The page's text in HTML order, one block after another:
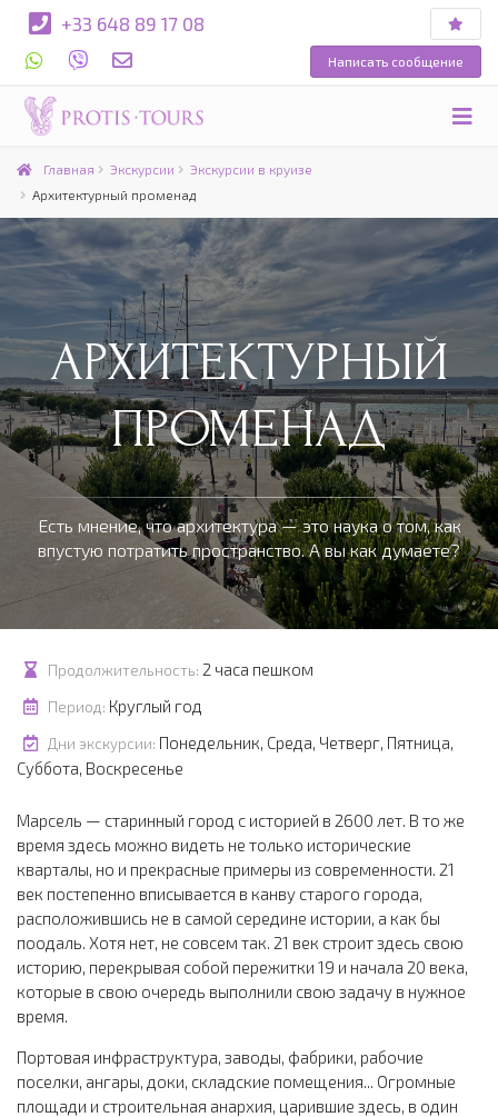
+33 648 89 17 08
Написать сообщение
Главная Экскурсии
Экскурсии в круизе
Архитектурный променад
АРХИТЕКТУРНЫЙ
ПРОМЕНАД
Есть мнение, что архитектура — это наука о том, как
впустую потратить пространство. А вы как думаете?
Продолжительность: 2 часа пешком
Период: Круглый год
Дни экскурсии: Понедельник, Среда, Четверг, Пятница,
Суббота, Воскресенье
Марсель — старинный город с историей в 2600 лет. В то же
время здесь можно видеть не только исторические
кварталы, но и прекрасные примеры из современности. 21
век постепенно вписывается в канву старого города,
расположившись не в самой середине истории, а как бы
поодаль. Хотя нет, не совсем так. 21 век строит здесь свою
историю, перекрывая собой пережитки 19 и начала 20 века,
которые в свою очередь выполнили свою задачу в нужное
время.
Портовая инфраструктура, заводы, фабрики, рабочие
поселки, ангары, доки, складские помещения... Огромные
площади и строительная анархия, царившие здесь, в один